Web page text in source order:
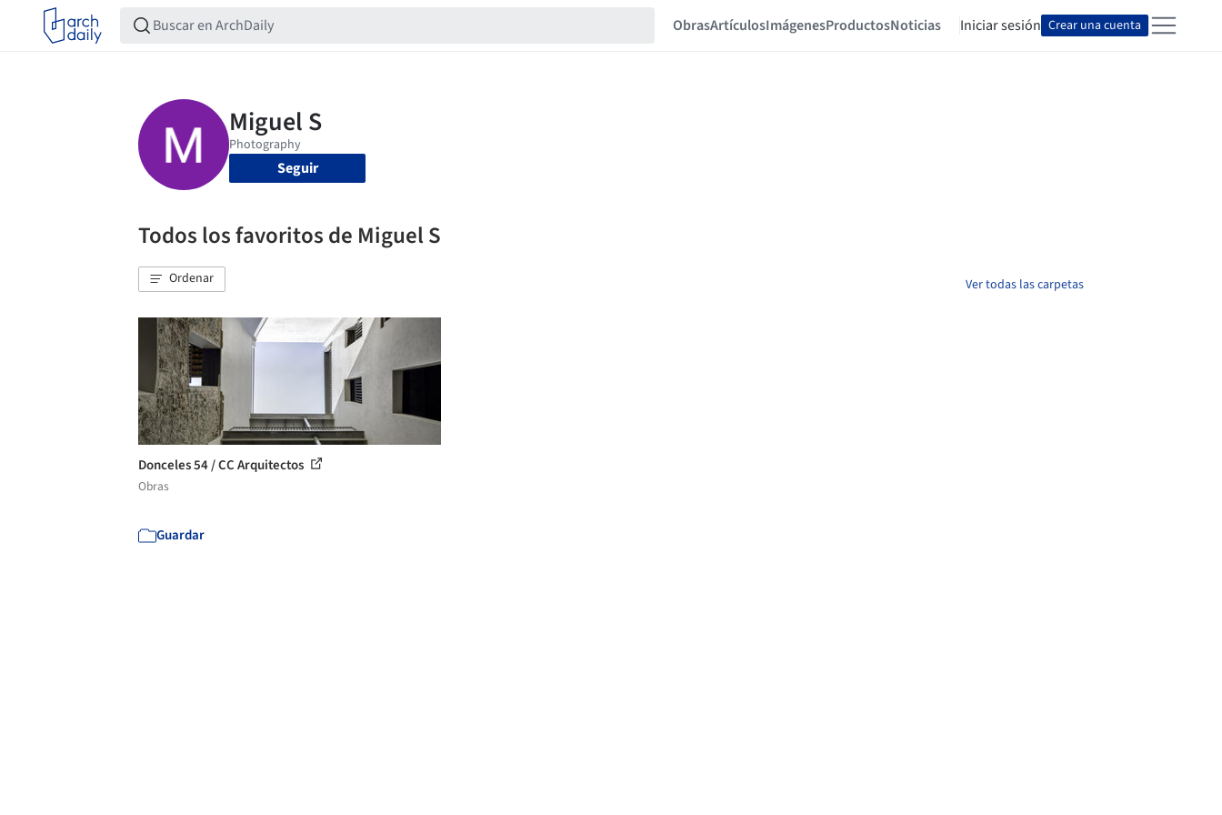
ObrasArtículosImágenesProductosNoticias Iniciar sesión Crear una cuenta
Seguir
Todos los favoritos de Miguel S
Ordenar Ver todas las carpetas
Donceles 54 / CC Arquitectos
Obras
Guardar